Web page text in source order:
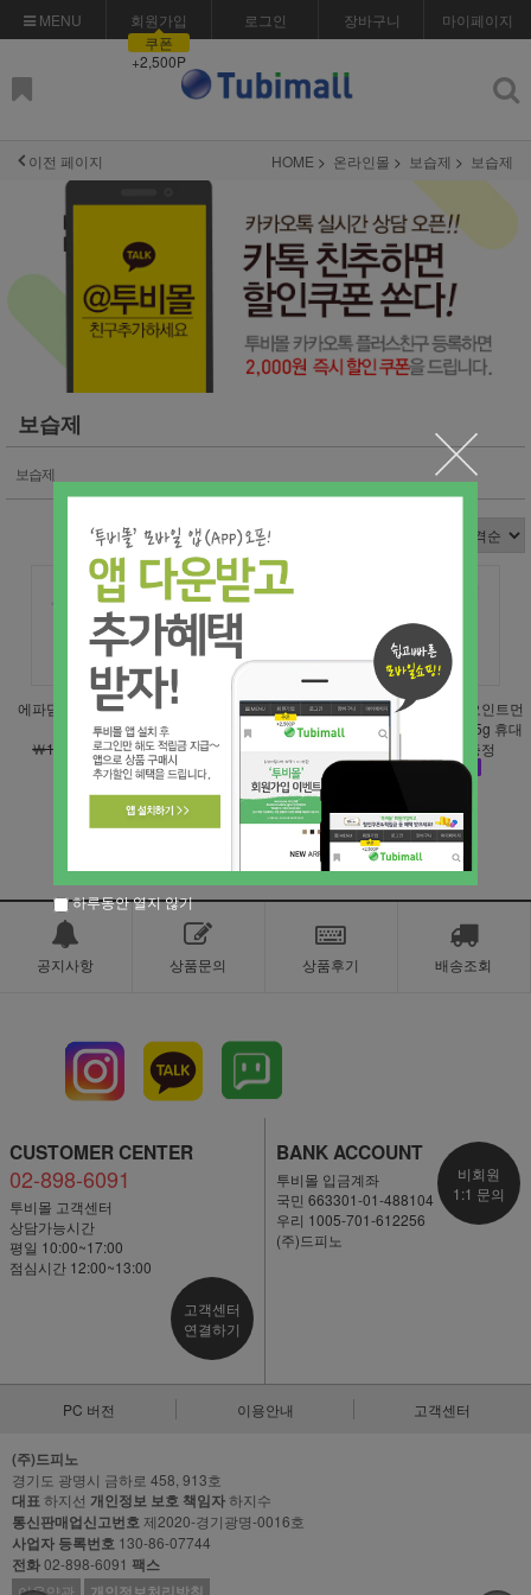
MENU
회원가입
쿠폰
+2,500P
로그인 장바구니 마이페이지
이전 페이지 HOME 온라인몰 보습제 보습제
보습제
보습제
에파덤 오인트먼트 25g
￦16,500 ￦9,900
[겨울보습특가] 에파덤 오
인트먼트 125g｜민감성·
건조피부 보습연고
(품절)
[겨울보습]에파덤 오인트먼
트 500g 대용량 / 25g 휴대
용 추가 구성 증정
공지사항 상품문의 상품후기 배송조회
CUSTOMER CENTER
02-898-6091
투비몰 고객센터
상담가능시간
평일 10:00~17:00
점심시간 12:00~13:00
고객센터
연결하기
BANK ACCOUNT
투비몰 입금계좌
국민 663301-01-488104
우리 1005-701-612256
(주)드피노
비회원
1:1 문의
PC 버전 이용안내 고객센터
(주)드피노
경기도 광명시 금하로 458, 913호
대표하지선 개인정보 보호 책임자하지수
통신판매업신고번호제2020-경기광명-0016호
사업자 등록번호 130-86-07744
전화02-898-6091 팩스
하루동안 열지 않기